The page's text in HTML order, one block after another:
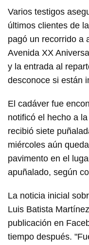
Varios testigos
últimos clientes de
pagó un recorrido a
Avenida XX
y la entrada al
desconoce si están
El cadáver fue
notificó el hecho a
recibió siete
miércoles aún
pavimento en el
apuñalado, según
La noticia inicial
Luis Batista
publicación en
tiempo después.